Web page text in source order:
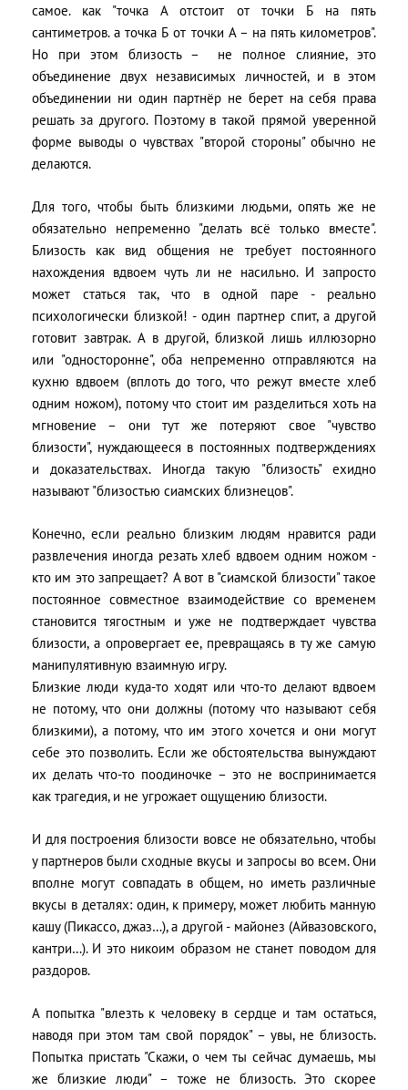
самое. как "точка А отстоит от точки Б на пять
сантиметров. а точка Б от точки А – на пять километров".
Но при этом близость – не полное слияние, это
объединение двух независимых личностей, и в этом
объединении ни один партнёр не берет на себя права
решать за другого. Поэтому в такой прямой уверенной
форме выводы о чувствах "второй стороны" обычно не
делаются.
Для того, чтобы быть близкими людьми, опять же не
обязательно непременно "делать всё только вместе".
Близость как вид общения не требует постоянного
нахождения вдвоем чуть ли не насильно. И запросто
может статься так, что в одной паре - реально
психологически близкой! - один партнер спит, а другой
готовит завтрак. А в другой, близкой лишь иллюзорно
или "односторонне", оба непременно отправляются на
кухню вдвоем (вплоть до того, что режут вместе хлеб
одним ножом), потому что стоит им разделиться хоть на
мгновение – они тут же потеряют свое "чувство
близости", нуждающееся в постоянных подтверждениях
и доказательствах. Иногда такую "близость" ехидно
называют "близостью сиамских близнецов".
Конечно, если реально близким людям нравится ради
развлечения иногда резать хлеб вдвоем одним ножом -
кто им это запрещает? А вот в "сиамской близости" такое
постоянное совместное взаимодействие со временем
становится тягостным и уже не подтверждает чувства
близости, а опровергает ее, превращаясь в ту же самую
манипулятивную взаимную игру.
Близкие люди куда-то ходят или что-то делают вдвоем
не потому, что они должны (потому что называют себя
близкими), а потому, что им этого хочется и они могут
себе это позволить. Если же обстоятельства вынуждают
их делать что-то поодиночке – это не воспринимается
как трагедия, и не угрожает ощущению близости.
И для построения близости вовсе не обязательно, чтобы
у партнеров были сходные вкусы и запросы во всем. Они
вполне могут совпадать в общем, но иметь различные
вкусы в деталях: один, к примеру, может любить манную
кашу (Пикассо, джаз…), а другой - майонез (Айвазовского,
кантри…). И это никоим образом не станет поводом для
раздоров.
А попытка "влезть к человеку в сердце и там остаться,
наводя при этом там свой порядок" – увы, не близость.
Попытка пристать "Скажи, о чем ты сейчас думаешь, мы
же близкие люди" – тоже не близость. Это скорее